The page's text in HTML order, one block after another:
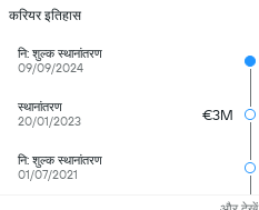
करियर इतिहास
नि: शुल्क स्थानांतरण
09/09/2024
स्थानांतरण
20/01/2023
€3M
नि: शुल्क स्थानांतरण
01/07/2021